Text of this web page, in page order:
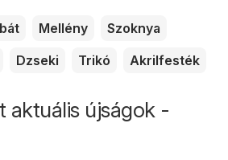
Mellény
Szoknya
Dzseki Trikó Akrilfesték
aktuális újságok -